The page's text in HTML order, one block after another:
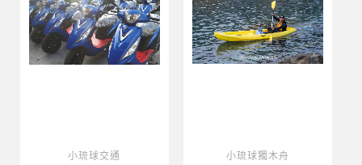
小琉球交通 小琉球獨木舟